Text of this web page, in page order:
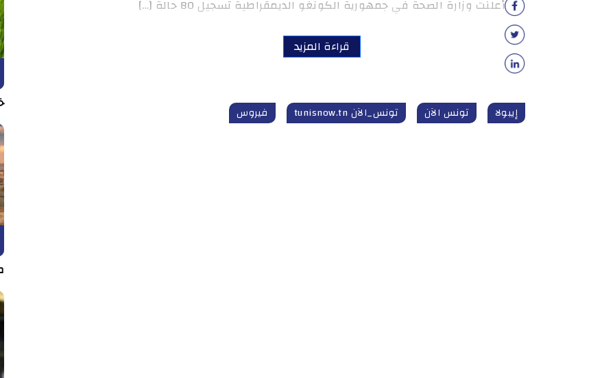
أعلنت وزارة الصحة في جمهورية الكونغو الديمقراطية تسجيل 80 حالة […]
قراءة المزيد
إيبولا تونس الآن تونس_الآن tunisnow.tn فيروس